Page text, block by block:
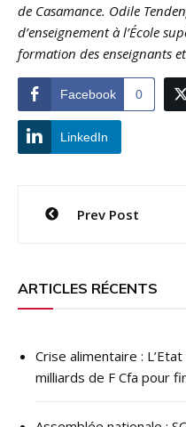
de Casamance. Odile
d’enseignement à l’École
formation des enseignants
Facebook 0
LinkedIn
Navigation
l’article
Prev Post
ARTICLES RÉCENTS
Crise alimentaire :
milliards de F Cfa pour